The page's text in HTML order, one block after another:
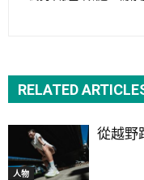
RELATED
人物
從越野